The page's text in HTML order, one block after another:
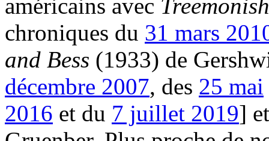
américains avec
chroniques du 31 mars
and Bess (1933) de
décembre 2007, des 25 mai
2016 et du 7 juillet 2019]